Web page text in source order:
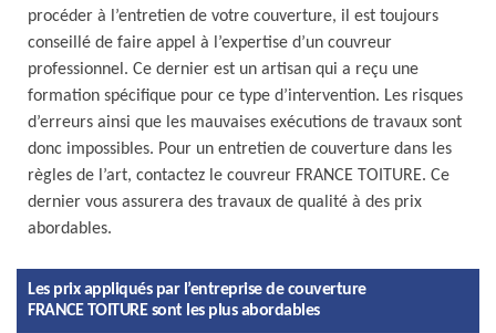
procéder à l’entretien de votre couverture, il est toujours
conseillé de faire appel à l’expertise d’un couvreur
professionnel. Ce dernier est un artisan qui a reçu une
formation spécifique pour ce type d’intervention. Les risques
d’erreurs ainsi que les mauvaises exécutions de travaux sont
donc impossibles. Pour un entretien de couverture dans les
règles de l’art, contactez le couvreur FRANCE TOITURE. Ce
dernier vous assurera des travaux de qualité à des prix
abordables.
Les prix appliqués par l’entreprise de couverture
FRANCE TOITURE sont les plus abordables